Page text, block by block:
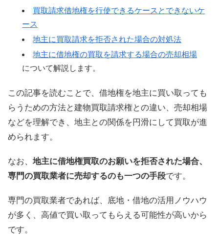
買取請求借地権を行使できるケースとできないケ
ース
地主に買取請求を拒否された場合の対処法
地主に借地権の買取を請求する場合の売却相場
について解説します。
この記事を読むことで、借地権を地主に買い取っても
らうための方法と建物買取請求権との違い、売却相場
などを理解でき、地主との関係を円滑にして買取が進
められます。
なお、 地主に借地権買取のお願いを拒否された場合、
専門の買取業者に売却するのも一つの手段です。
専門の買取業者であれば、底地・借地の活用ノウハウ
が多く、高値で買い取ってもらえる可能性が高いから
です。